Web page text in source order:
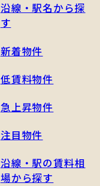
沿線・駅名から探
す
新着物件
低賃料物件
急上昇物件
注目物件
沿線・駅の賃料相
場から探す